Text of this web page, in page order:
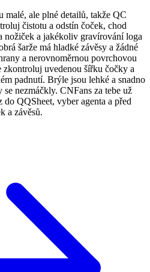
malé, ale plné detailů, takže QC
čistotu a odstín čoček, chod
nožiček a jakékoliv gravírování loga
šarže má hladké závěsy a žádné
a nerovnoměrnou povrchovou
zkontroluj uvedenou šířku čočky a
padnutí. Brýle jsou lehké a snadno
nezmáčkly. CNFans za tebe už
QQSheet, vyber agenta a před
a závěsů.